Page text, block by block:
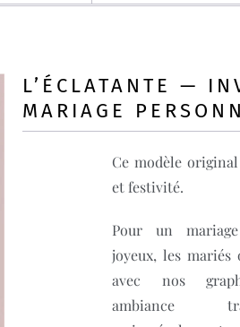
L’ÉCLATANTE —
MARIAGE
Ce modèle
et festivité.
Pour un
joyeux, les mariés
avec nos
ambiance